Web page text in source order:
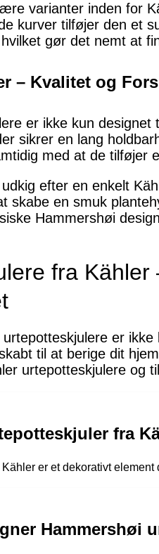
varianter inden for
kurver tilføjer den et
gør det nemt at
– Kvalitet og
er ikke kun
sikrer en lang
med at de tilføjer
efter en enkelt
skabe en smuk
Hammershøi
fra
er
til at berige dit
urtepotteskjulere og
fra
er et dekorativt
Hammershøi